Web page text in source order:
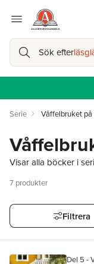
Sök efter
Serie Våffelbruket
Visar alla böcker i
7 produkter
Filtrera
Del 5 -